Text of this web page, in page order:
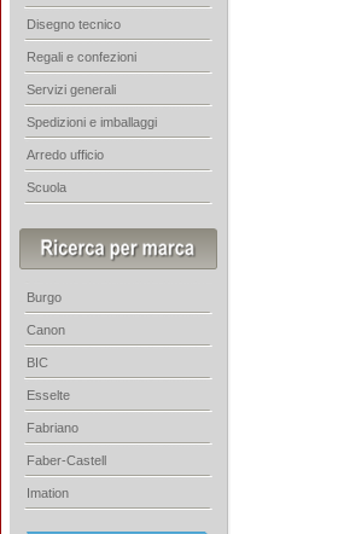
Disegno tecnico
Regali e confezioni
Servizi generali
Spedizioni e imballaggi
Arredo ufficio
Scuola
Burgo
Canon
BIC
Esselte
Fabriano
Faber-Castell
Imation